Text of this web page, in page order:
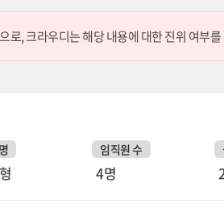
로,크라우디는 해당 내용에 대한 진위 여부
임직원 수
4명